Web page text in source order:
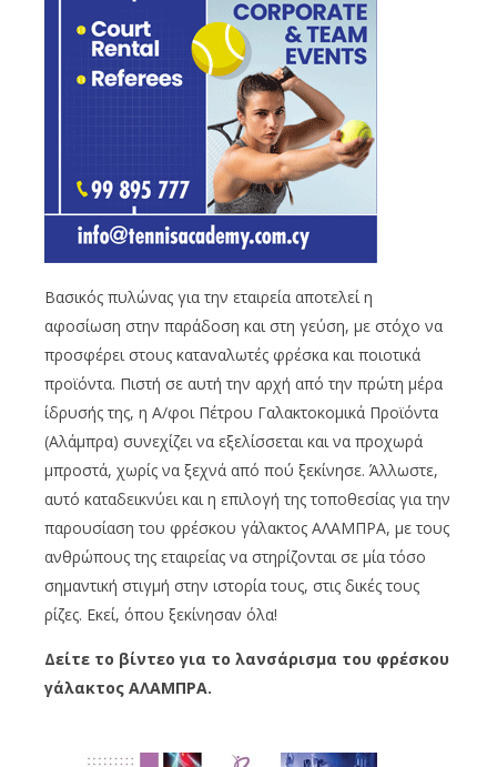
Βασικός πυλώνας για την εταιρεία αποτελεί η
αφοσίωση στην παράδοση και στη γεύση, με στόχο να
προσφέρει στους καταναλωτές φρέσκα και ποιοτικά
προϊόντα. Πιστή σε αυτή την αρχή από την πρώτη μέρα
ίδρυσής της, η Α/φοι Πέτρου Γαλακτοκομικά Προϊόντα
(Αλάμπρα) συνεχίζει να εξελίσσεται και να προχωρά
μπροστά, χωρίς να ξεχνά από πού ξεκίνησε. Άλλωστε,
αυτό καταδεικνύει και η επιλογή της τοποθεσίας για την
παρουσίαση του φρέσκου γάλακτος ΑΛΑΜΠΡΑ, με τους
ανθρώπους της εταιρείας να στηρίζονται σε μία τόσο
σημαντική στιγμή στην ιστορία τους, στις δικές τους
ρίζες. Εκεί, όπου ξεκίνησαν όλα!
Δείτε το βίντεο για το λανσάρισμα του φρέσκου
γάλακτος ΑΛΑΜΠΡΑ.